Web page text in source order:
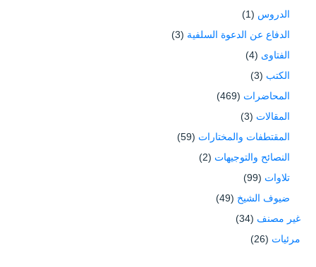
الدروس (1)
الدفاع عن الدعوة السلفية (3)
الفتاوى (4)
الكتب (3)
المحاضرات (469)
المقالات (3)
المقتطفات والمختارات (59)
النصائح والتوجيهات (2)
تلاوات (99)
ضيوف الشيخ (49)
غير مصنف (34)
مرئيات (26)